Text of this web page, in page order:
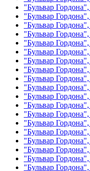
"Бульвар
"Бульвар
"Бульвар
"Бульвар
"Бульвар
"Бульвар
"Бульвар
"Бульвар
"Бульвар
"Бульвар
"Бульвар
"Бульвар
"Бульвар
"Бульвар
"Бульвар
"Бульвар
"Бульвар
"Бульвар
"Бульвар